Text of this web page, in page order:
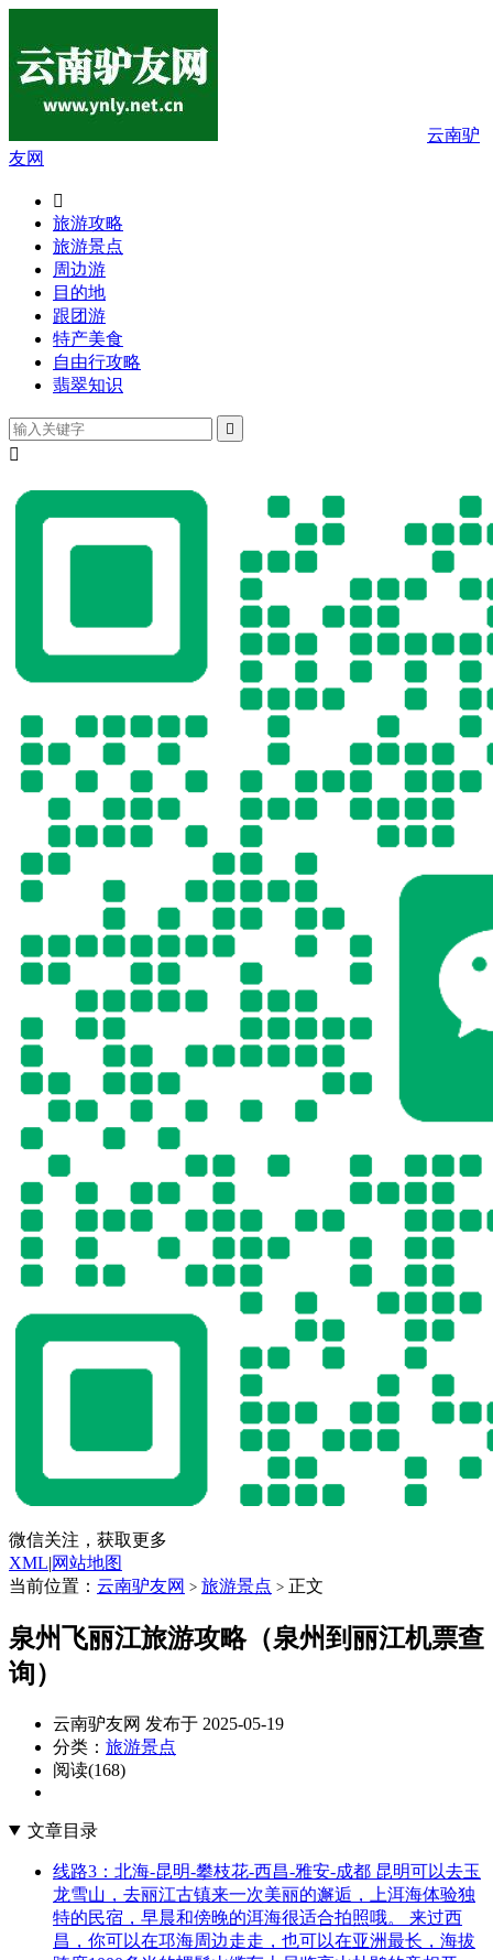
云南驴
友网

旅游攻略
旅游景点
周边游
目的地
跟团游
特产美食
自由行攻略
翡翠知识


微信关注，获取更多
XML|网站地图
当前位置： 云南驴友网 > 旅游景点 > 正文
泉州飞丽江旅游攻略（泉州到丽江机票查
询）
云南驴友网 发布于 2025-05-19
分类： 旅游景点
阅读(168)
文章目录
线路3：北海-昆明-攀枝花-西昌-雅安-成都 昆明可以去玉
龙雪山，去丽江古镇来一次美丽的邂逅，上洱海体验独
特的民宿，早晨和傍晚的洱海很适合拍照哦。 来过西
昌，你可以在邛海周边走走，也可以在亚洲最长，海拔